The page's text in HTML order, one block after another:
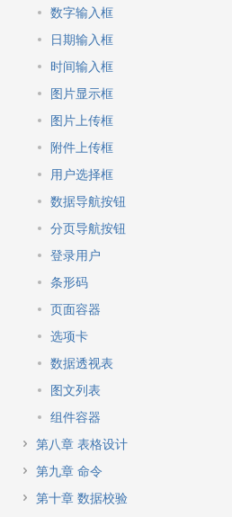
数字输入框
日期输入框
时间输入框
图片显示框
图片上传框
附件上传框
用户选择框
数据导航按钮
分页导航按钮
登录用户
条形码
页面容器
选项卡
数据透视表
图文列表
组件容器
第八章 表格设计
第九章 命令
第十章 数据校验